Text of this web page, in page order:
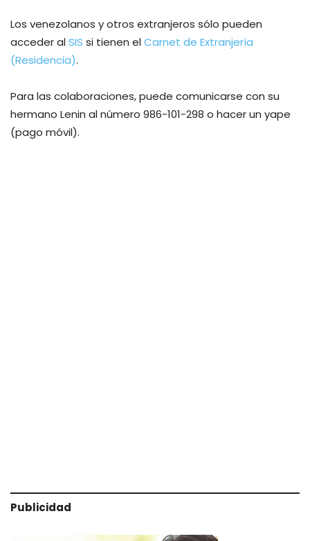
Los venezolanos y otros extranjeros sólo pueden
acceder alSIS si tienen elCarnet de Extranjería
(Residencia).
Para las colaboraciones, puede comunicarse con su
hermano Lenin al número 986-101-298 o hacer un yape
(pago móvil).
Publicidad